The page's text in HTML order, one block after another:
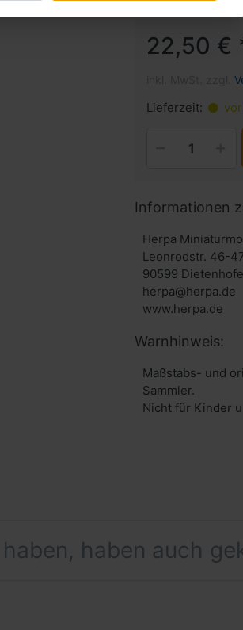
22,50 €
Lieferzeit:
Informationen
Herpa
Leonrodstr. 46-
90599
herpa@herpa.de
www.herpa.de
Warnhinweis:
Maßstabs- und
Sammler.
Nicht für Kinder
haben auch